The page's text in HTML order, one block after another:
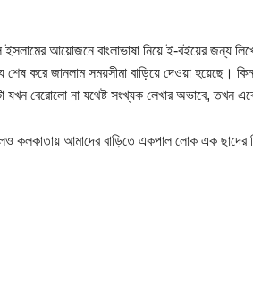
আয়োজনে বাংলাভাষা নিয়ে ই-বইয়ের জন্য
শেষ করে জানলাম সময়সীমা বাড়িয়ে দেওয়া হয়েছে।
যখন বেরোলো না যথেষ্ট সংখ্যক লেখার অভাবে, তখন
কলকাতায় আমাদের বাড়িতে একপাল লোক এক ছাদের